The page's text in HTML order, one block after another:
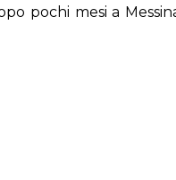
pochi mesi a